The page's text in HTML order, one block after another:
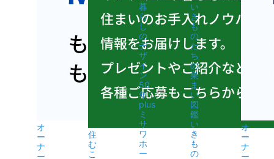
オ
ー
ナ
ー
住
む
こ
暮
ら
し
の
デ
ザ
イ
ン
50
年
plus
ミ
サ
ワ
ホ
ー
い
き
も
の
た
ち
の
巣
ま
い
図
鑑
い
き
も
の
オ
ー
ナ
ー